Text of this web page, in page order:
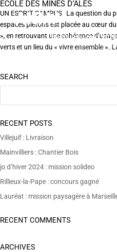
ÉCOLE DES MINES D’ALÈS
UN ESPRIT CAMPUS La question du
espaces piétons est placée au cœur
», en retrouvant une cohérence
verts et un lieu du « vivre ensemble ».
SEARCH
RECENT POSTS
Villejuif : Livraison
Mainvilliers : Chantier Bois
jo d’hiver 2024 : mission solideo
Rillieux-la-Pape : concours gagné
Lauréat : mission paysagère à
RECENT COMMENTS
ARCHIVES
EN POURSUIVANT
VOUS